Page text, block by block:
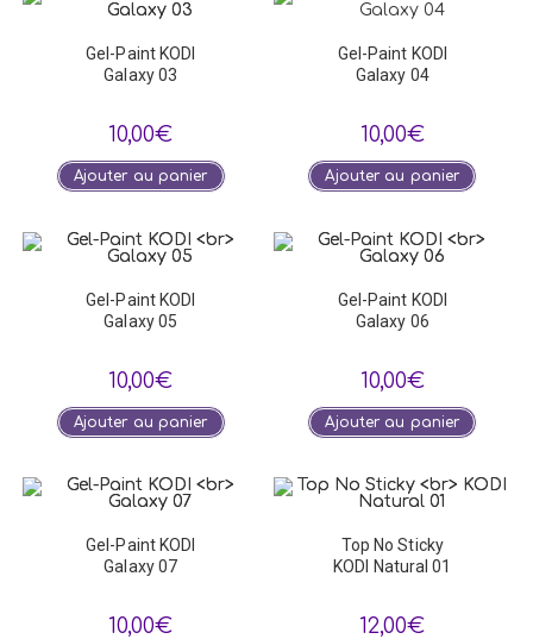
Gel-Paint KODI
Galaxy 03
10,00€
Ajouter au panier
Gel-Paint KODI
Galaxy 04
10,00€
Ajouter au panier
Gel-Paint KODI
Galaxy 05
10,00€
Ajouter au panier
Gel-Paint KODI
Galaxy 06
10,00€
Ajouter au panier
Gel-Paint KODI
Galaxy 07
10,00€
Top No Sticky
KODI Natural 01
12,00€